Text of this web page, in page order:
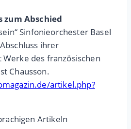
zum Abschied
Sinfonieorchester Basel
ihrer
des französischen
Chausson.
artikel.php?
Artikeln